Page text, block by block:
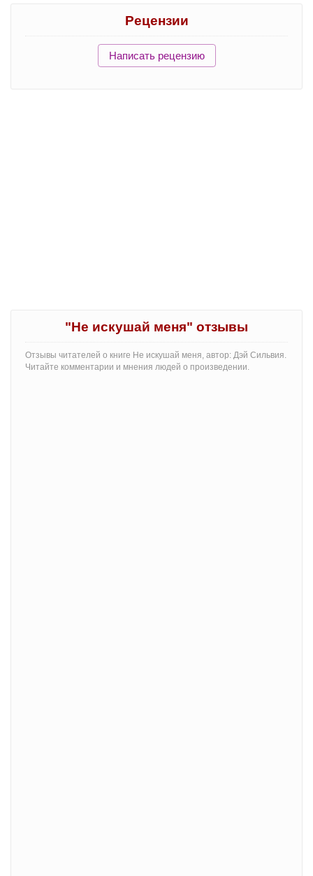
Рецензии
Написать рецензию
"Не искушай меня" отзывы
Отзывы читателей о книге Не искушай меня, автор: Дэй Сильвия.
Читайте комментарии и мнения людей о произведении.